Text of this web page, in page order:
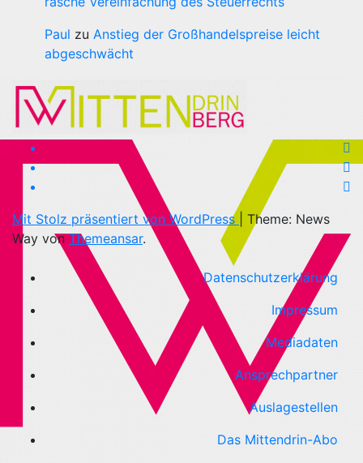
Paul zu Anstieg der Großhandelspreise leicht
abgeschwächt
Mit Stolz präsentiert von WordPress
Theme: News
Way vonThemeansar.
Datenschutzerklärung
Impressum
Mediadaten
Ansprechpartner
Auslagestellen
Das Mittendrin-Abo